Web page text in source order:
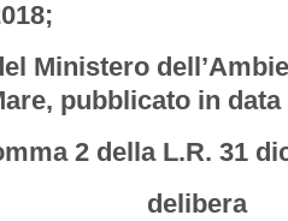
Ministero
pubblicato in data
2 della L.R. 31
delibera